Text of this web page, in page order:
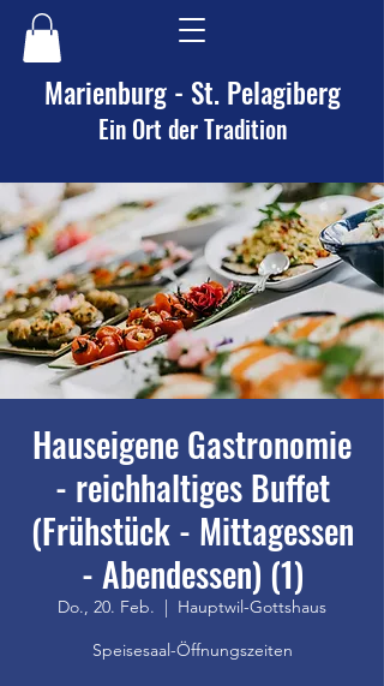
Marienburg - St. Pelagiberg
Ein Ort der Tradition
Hauseigene Gastronomie
- reichhaltiges Buffet
(Frühstück - Mittagessen
- Abendessen) (1)
Do., 20. Feb.
  |
Hauptwil-Gottshaus
Speisesaal-Öffnungszeiten